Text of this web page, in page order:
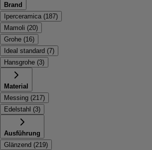
Brand
Iperceramica (187)
Mamoli (20)
Grohe (16)
Ideal standard (7)
Hansgrohe (3)
Material
Messing (217)
Edelstahl (3)
Ausführung
Glänzend (219)